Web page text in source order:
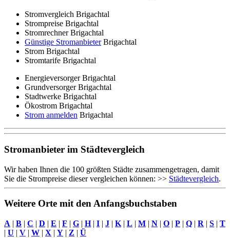
Stromvergleich Brigachtal
Strompreise Brigachtal
Stromrechner Brigachtal
Günstige StromanbieterBrigachtal
Strom Brigachtal
Stromtarife Brigachtal
Energieversorger Brigachtal
Grundversorger Brigachtal
Stadtwerke Brigachtal
Ökostrom Brigachtal
Strom anmelden Brigachtal
Stromanbieter im Städtevergleich
Wir haben Ihnen die 100 größten Städte zusammengetragen, damit
Sie die Strompreise dieser vergleichen können: >> Städtevergleich.
Weitere Orte mit den Anfangsbuchstaben
A | B | C | D | E | F | G | H| I | J | K | L | M | N | O | P | Q | R | S | T
| U | V | W | X | Y | Z | Ü